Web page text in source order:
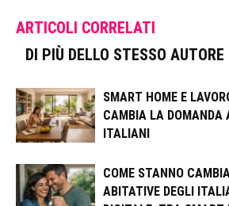
ARTICOLI CORRELATI
DI PIÙ DELLO STESSO AUTORE
SMART HOME E
CAMBIA LA DOMANDA
ITALIANI
COME STANNO
ABITATIVE DEGLI